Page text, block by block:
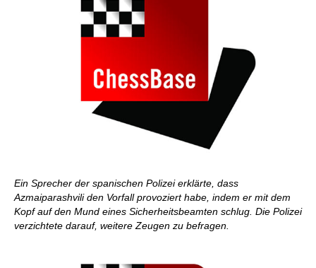
Ein Sprecher der spanischen Polizei erklärte, dass
Azmaiparashvili den Vorfall provoziert habe, indem er mit dem
Kopf auf den Mund eines Sicherheitsbeamten schlug. Die Polizei
verzichtete darauf, weitere Zeugen zu befragen.